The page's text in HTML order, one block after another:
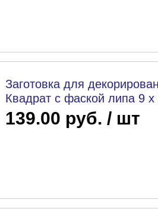
Заготовка для
Квадрат с фаской липа 9
139.00 руб. / шт